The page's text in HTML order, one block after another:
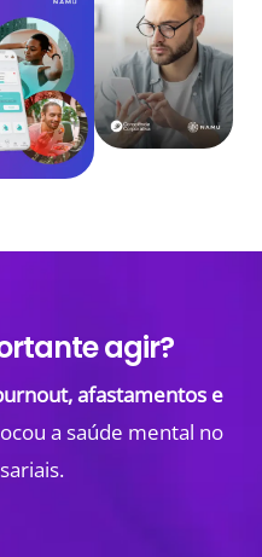
agir?
afastamentos e
a saúde mental no